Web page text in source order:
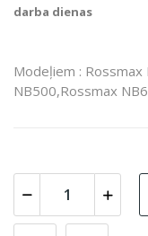
darba dienas
Modeļiem : Rossmax
NB500,Rossmax